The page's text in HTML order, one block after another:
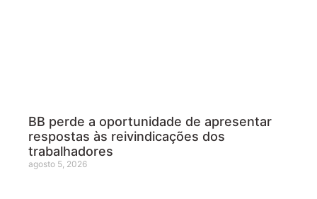
BB perde a oportunidade de apresentar
respostas às reivindicações dos
trabalhadores
agosto 5, 2026